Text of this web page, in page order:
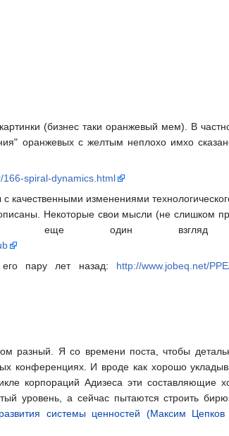
(бизнес таки оранжевый мем). В
оранжевых с желтым неплохо имхо
166-spiral-dynamics.html
изменениями
Некоторые свои мысли (не слишком
еще один
его пару лет назад: http://www.jobeq.net/
разный. Я со времени поста, чтобы
конференциях. И вроде как хорошо
корпораций Адизеса эти составляющие
уровень, а сейчас пытаются строить
системы ценностей (Максим Цепков